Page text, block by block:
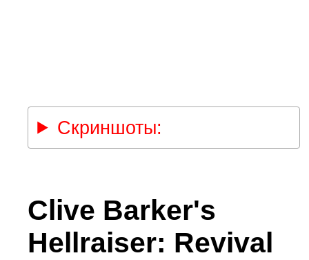
Скриншоты:
Clive Barker's
Hellraiser: Revival